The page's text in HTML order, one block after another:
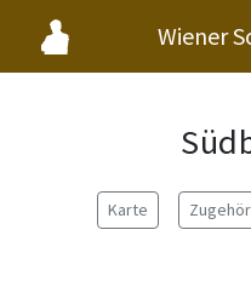
Wiener
Karte